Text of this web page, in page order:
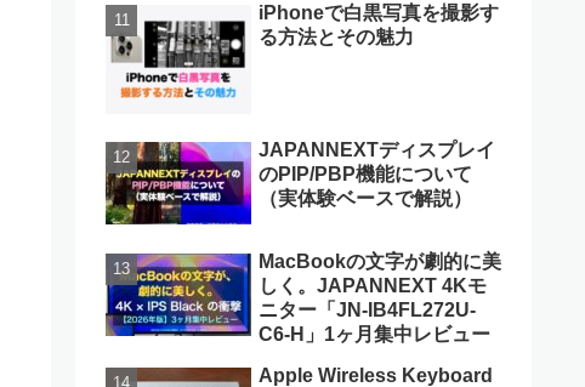
iPhoneで白黒写真を撮影す
る方法とその魅力
JAPANNEXTディスプレイ
のPIP/PBP機能について
（実体験ベースで解説）
MacBookの文字が劇的に美
しく。JAPANNEXT 4Kモ
ニター「JN-IB4FL272U-
C6-H」1ヶ月集中レビュー
Apple Wireless Keyboard